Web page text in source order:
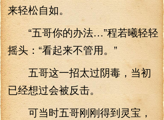
来轻松自如。
“五哥你的办法…”程若曦轻轻
摇头：“看起来不管用。”
五哥这一招太过阴毒，当初
已经想过会被反击。
可当时五哥刚刚得到灵宝，